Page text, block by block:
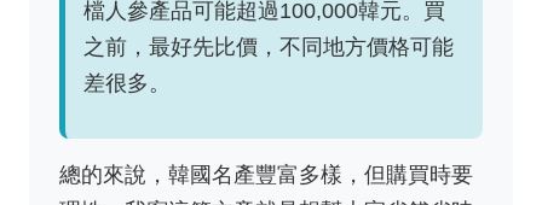
檔人參產品可能超過100,000韓元。買
之前，最好先比價，不同地方價格可能
差很多。
總的來說，韓國名產豐富多樣，但購買時要